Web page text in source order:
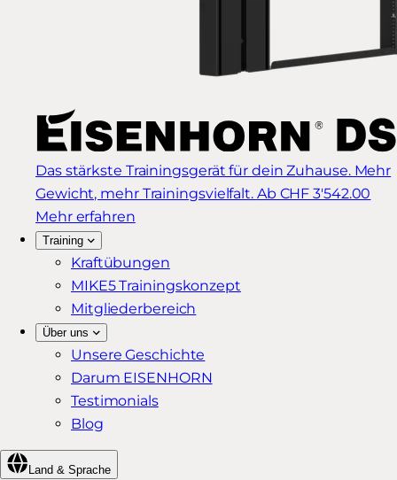
Das stärkste Trainingsgerät für dein Zuhause. Mehr
Gewicht, mehr Trainingsvielfalt. Ab CHF 3'542.00
Mehr erfahren
Training
Kraftübungen
MIKE5 Trainingskonzept
Mitgliederbereich
Über uns
Unsere Geschichte
Darum EISENHORN
Testimonials
Blog
Land & Sprache